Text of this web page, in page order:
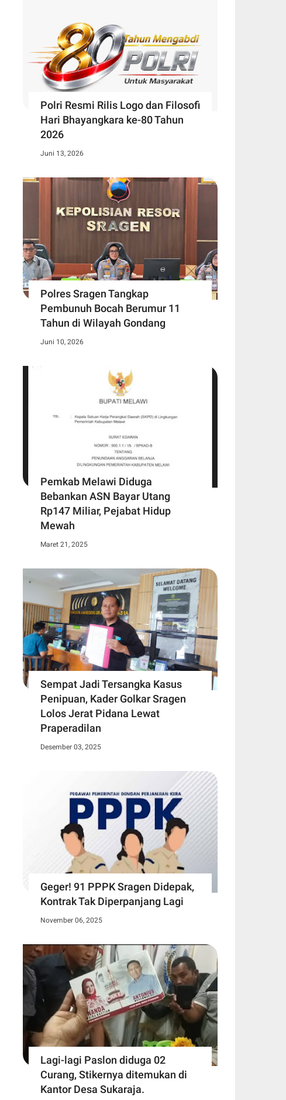
Polri Resmi Rilis Logo dan Filosofi
Hari Bhayangkara ke-80 Tahun
2026
Juni 13, 2026
Polres Sragen Tangkap
Pembunuh Bocah Berumur 11
Tahun di Wilayah Gondang
Juni 10, 2026
Pemkab Melawi Diduga
Bebankan ASN Bayar Utang
Rp147 Miliar, Pejabat Hidup
Mewah
Maret 21, 2025
Sempat Jadi Tersangka Kasus
Penipuan, Kader Golkar Sragen
Lolos Jerat Pidana Lewat
Praperadilan
Desember 03, 2025
Geger! 91 PPPK Sragen Didepak,
Kontrak Tak Diperpanjang Lagi
November 06, 2025
Lagi-lagi Paslon diduga 02
Curang, Stikernya ditemukan di
Kantor Desa Sukaraja.